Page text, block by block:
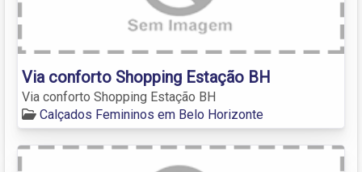
Via conforto Shopping Estação BH
Via conforto Shopping Estação BH
Calçados Femininos em Belo Horizonte